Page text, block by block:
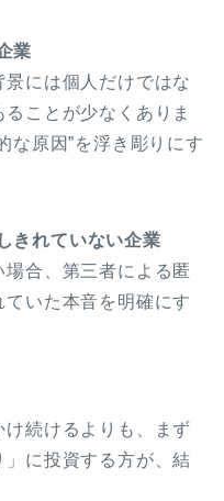
業
には個人だけではな
ことが少なくありま
な原因”を浮き彫りにす
きれていない企業
合、第三者による匿
いた本音を明確にす
続けるよりも、まず
に投資する方が、結